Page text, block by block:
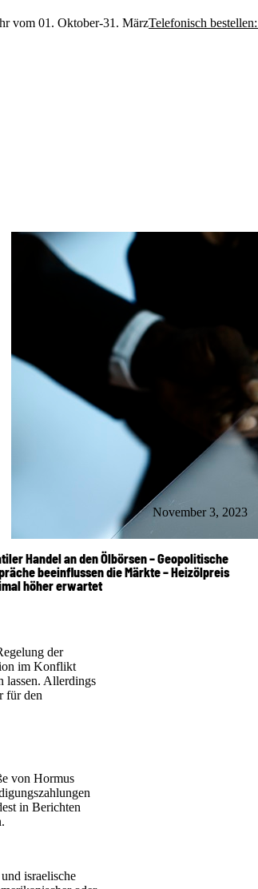
vom 01. Oktober-31. MärzTelefonisch bestellen:
Handel an den Ölbörsen – Geopolitische
beeinflussen die Märkte – Heizölpreis
höher erwartet
November 3, 2023
der
im Konflikt
lassen. Allerdings
für den
von Hormus
in Berichten
israelische